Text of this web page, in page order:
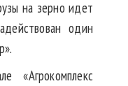
на зерно идет
один
«Агрокомплекс